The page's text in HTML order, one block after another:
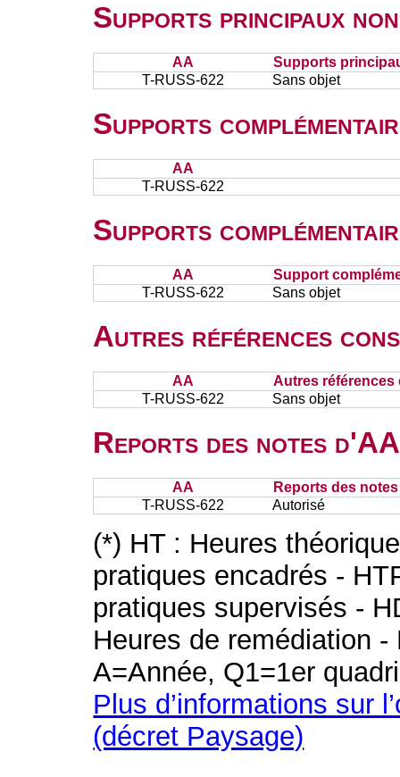
Supports principaux
AA
Supports
T-RUSS-622
Sans objet
Supports
AA
T-RUSS-622
Supports
AA
Support
T-RUSS-622
Sans objet
Autres références
AA
Autres références
T-RUSS-622
Sans objet
Reports des notes
AA
Reports des
T-RUSS-622
Autorisé
(*) HT : Heures
pratiques encadrés -
pratiques supervisés -
Heures de remédiation
A=Année, Q1=1er
Plus d’informations sur
(décret Paysage)